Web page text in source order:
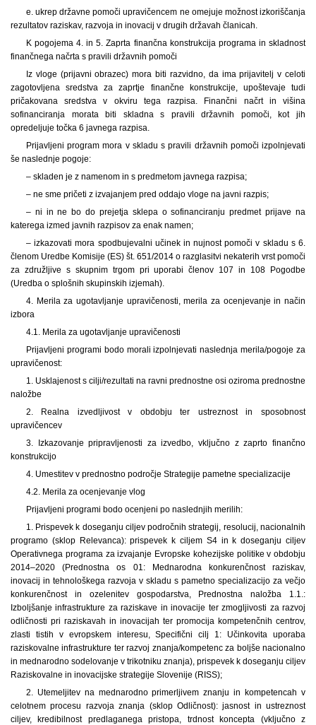
e. ukrep državne pomoči upravičencem ne omejuje možnost izkoriščanja
rezultatov raziskav, razvoja in inovacij v drugih državah članicah.
K pogojema 4. in 5. Zaprta finančna konstrukcija programa in skladnost
finančnega načrta s pravili državnih pomoči
Iz vloge (prijavni obrazec) mora biti razvidno, da ima prijavitelj v celoti
zagotovljena sredstva za zaprtje finančne konstrukcije, upoštevaje tudi
pričakovana sredstva v okviru tega razpisa. Finančni načrt in višina
sofinanciranja morata biti skladna s pravili državnih pomoči, kot jih
opredeljuje točka 6 javnega razpisa.
Prijavljeni program mora v skladu s pravili državnih pomoči izpolnjevati
še naslednje pogoje:
– skladen je z namenom in s predmetom javnega razpisa;
– ne sme pričeti z izvajanjem pred oddajo vloge na javni razpis;
– ni in ne bo do prejetja sklepa o sofinanciranju predmet prijave na
katerega izmed javnih razpisov za enak namen;
– izkazovati mora spodbujevalni učinek in nujnost pomoči v skladu s 6.
členom Uredbe Komisije (ES) št. 651/2014 o razglasitvi nekaterih vrst pomoči
za združljive s skupnim trgom pri uporabi členov 107 in 108 Pogodbe
(Uredba o splošnih skupinskih izjemah).
4. Merila za ugotavljanje upravičenosti, merila za ocenjevanje in način
izbora
4.1. Merila za ugotavljanje upravičenosti
Prijavljeni programi bodo morali izpolnjevati naslednja merila/pogoje za
upravičenost:
1. Usklajenost s cilji/rezultati na ravni prednostne osi oziroma prednostne
naložbe
2. Realna izvedljivost v obdobju ter ustreznost in sposobnost
upravičencev
3. Izkazovanje pripravljenosti za izvedbo, vključno z zaprto finančno
konstrukcijo
4. Umestitev v prednostno področje Strategije pametne specializacije
4.2. Merila za ocenjevanje vlog
Prijavljeni programi bodo ocenjeni po naslednjih merilih:
1. Prispevek k doseganju ciljev področnih strategij, resolucij, nacionalnih
programo (sklop Relevanca): prispevek k ciljem S4 in k doseganju ciljev
Operativnega programa za izvajanje Evropske kohezijske politike v obdobju
2014–2020 (Prednostna os 01: Mednarodna konkurenčnost raziskav,
inovacij in tehnološkega razvoja v skladu s pametno specializacijo za večjo
konkurenčnost in ozelenitev gospodarstva, Prednostna naložba 1.1.:
Izboljšanje infrastrukture za raziskave in inovacije ter zmogljivosti za razvoj
odličnosti pri raziskavah in inovacijah ter promocija kompetenčnih centrov,
zlasti tistih v evropskem interesu, Specifični cilj 1: Učinkovita uporaba
raziskovalne infrastrukture ter razvoj znanja/kompetenc za boljše nacionalno
in mednarodno sodelovanje v trikotniku znanja), prispevek k doseganju ciljev
Raziskovalne in inovacijske strategije Slovenije (RISS);
2. Utemeljitev na mednarodno primerljivem znanju in kompetencah v
celotnem procesu razvoja znanja (sklop Odličnost): jasnost in ustreznost
ciljev, kredibilnost predlaganega pristopa, trdnost koncepta (vključno z